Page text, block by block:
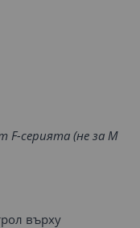
F-серията (не за M
върху